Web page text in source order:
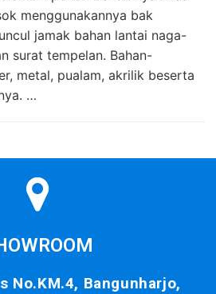
menggunakannya bak
jamak bahan lantai naga-
surat tempelan. Bahan-
metal, pualam, akrilik beserta
…
No.KM.4, Bangunharjo,